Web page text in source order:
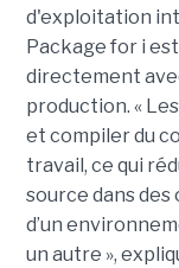
d'exploitation
Package for i
directement
production. «
et compiler du
travail, ce qui
source dans
d’un
un autre »,